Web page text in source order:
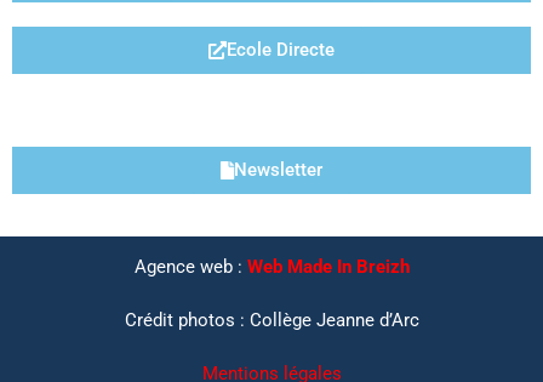
Ecole Directe
Newsletter
Agence web : Web Made In Breizh
Crédit photos : Collège Jeanne d’Arc
Mentions légales